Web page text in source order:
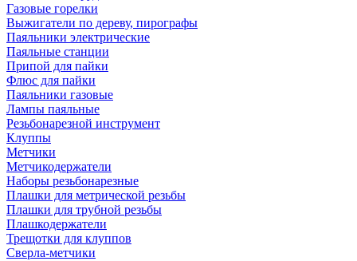
Газовые горелки
Выжигатели по дереву, пирографы
Паяльники электрические
Паяльные станции
Припой для пайки
Флюс для пайки
Паяльники газовые
Лампы паяльные
Резьбонарезной инструмент
Клуппы
Метчики
Метчикодержатели
Наборы резьбонарезные
Плашки для метрической резьбы
Плашки для трубной резьбы
Плашкодержатели
Трещотки для клуппов
Сверла-метчики